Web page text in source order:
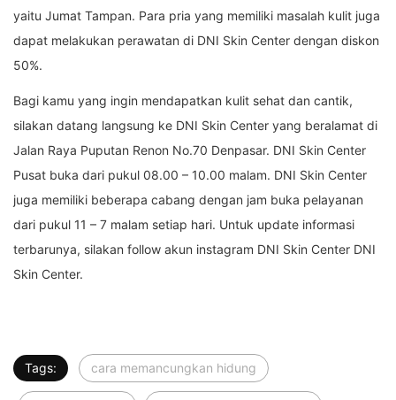
yaitu Jumat Tampan. Para pria yang memiliki masalah kulit juga
dapat melakukan perawatan di DNI Skin Center dengan diskon
50%.
Bagi kamu yang ingin mendapatkan kulit sehat dan cantik,
silakan datang langsung ke DNI Skin Center yang beralamat di
Jalan Raya Puputan Renon No.70 Denpasar. DNI Skin Center
Pusat buka dari pukul 08.00 – 10.00 malam. DNI Skin Center
juga memiliki beberapa cabang dengan jam buka pelayanan
dari pukul 11 – 7 malam setiap hari. Untuk update informasi
terbarunya, silakan follow akun instagram DNI Skin Center DNI
Skin Center.
Tags: cara memancungkan hidung